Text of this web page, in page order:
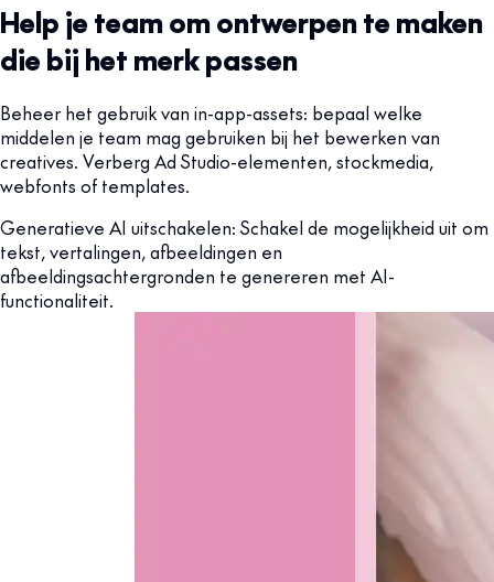
Help je team om ontwerpen te maken
die bij het merk passen
Beheer het gebruik van in-app-assets: bepaal welke
middelen je team mag gebruiken bij het bewerken van
creatives. Verberg Ad Studio-elementen, stockmedia,
webfonts of templates.
Generatieve AI uitschakelen: Schakel de mogelijkheid uit om
tekst, vertalingen, afbeeldingen en
afbeeldingsachtergronden te genereren met AI-
functionaliteit.